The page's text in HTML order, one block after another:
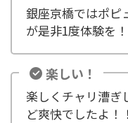
銀座京橋ではポピ
が是非1度体験を！
楽しい！
楽しくチャリ漕ぎ
ど爽快でしたよ！